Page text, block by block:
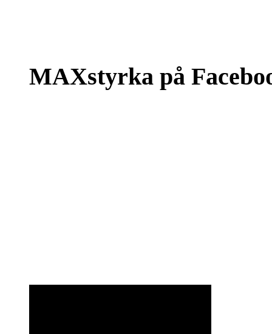
MAXstyrka på